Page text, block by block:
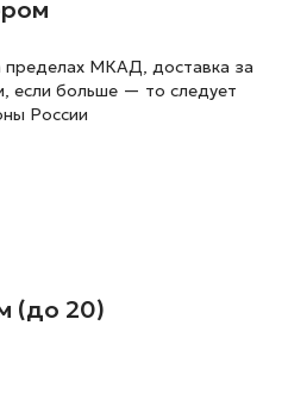
пределах МКАД, доставка за
больше — то следует
России
(до 20)